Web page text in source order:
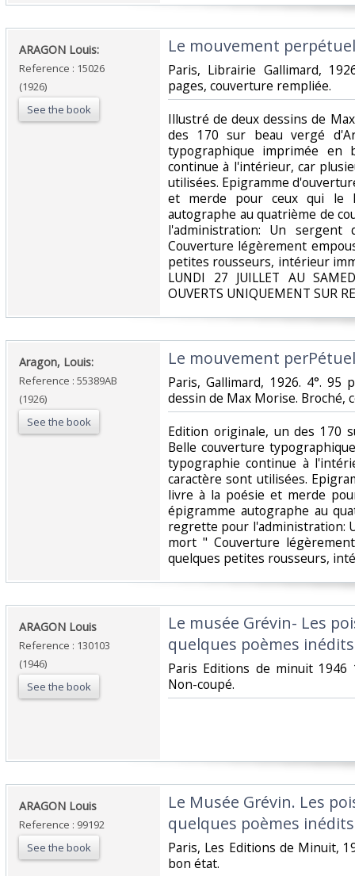
‎ARAGON Louis:‎
Reference : 15026
(1926)
See the book
‎Le mouvement
‎Paris, Librairie Gallimard,
pages, couverture rempliée. ‎
‎Illustré de deux dessins de
des 170 sur beau vergé
typographique imprimée en
continue à l'intérieur, car
utilisées. Epigramme
et merde pour ceux qui le
autographe au quatrième de
l'administration: Un
Couverture légèrement
petites rousseurs, intérieur
LUNDI 27 JUILLET AU
OUVERTS UNIQUEMENT SUR
‎Aragon, Louis:‎
Reference : 55389AB
(1926)
See the book
‎Le mouvement
‎Paris, Gallimard, 1926. 4°. 95
dessin de Max Morise. Broché,
‎Edition originale, un des 170
Belle couverture
typographie continue à
caractère sont utilisées.
livre à la poésie et merde
épigramme autographe au
regrette pour l'administration:
mort " Couverture
quelques petites rousseurs,
‎ARAGON Louis‎
Reference : 130103
(1946)
See the book
‎Le musée Grévin- Les
quelques poèmes
‎Paris Editions de minuit
Non-coupé. ‎
‎ARAGON Louis‎
Reference : 99192
See the book
‎Le Musée Grévin. Les
quelques poèmes
‎Paris, Les Editions de Minuit,
bon état.‎